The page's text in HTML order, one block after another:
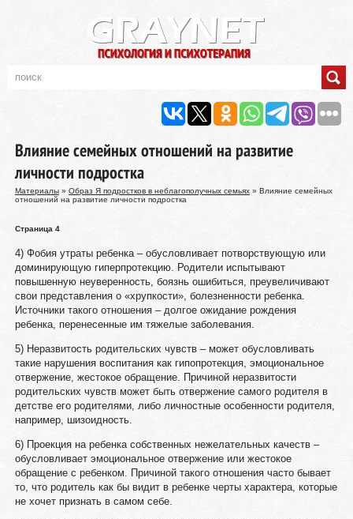
Влияние семейных отношений на развитие
личности подростка
Материалы» Образ Я подростков в неблагополучных семьях» Влияние семейных
отношений на развитие личности подростка
Страница 4
4) Фобия утраты ребенка – обусловливает потворствующую или
доминирующую гиперпротекцию. Родители испытывают
повышенную неуверенность, боязнь ошибиться, преувеличивают
свои представления о «хрупкости», болезненности ребенка.
Источники такого отношения – долгое ожидание рождения
ребенка, перенесенные им тяжелые заболевания.
5) Неразвитость родительских чувств – может обусловливать
такие нарушения воспитания как гипопротекция, эмоциональное
отвержение, жестокое обращение. Причиной неразвитости
родительских чувств может быть отвержение самого родителя в
детстве его родителями, либо личностные особенности родителя,
например, шизоидность.
6) Проекция на ребенка собственных нежелательных качеств –
обусловливает эмоциональное отвержение или жестокое
обращение с ребенком. Причиной такого отношения часто бывает
то, что родитель как бы видит в ребенке черты характера, которые
не хочет признать в самом себе.